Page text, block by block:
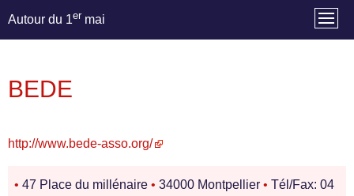
Autour du 1er mai
BEDE
http://www.bede-asso.org/
• 47 Place du millénaire • 34000 Montpellier • Tél/Fax: 04